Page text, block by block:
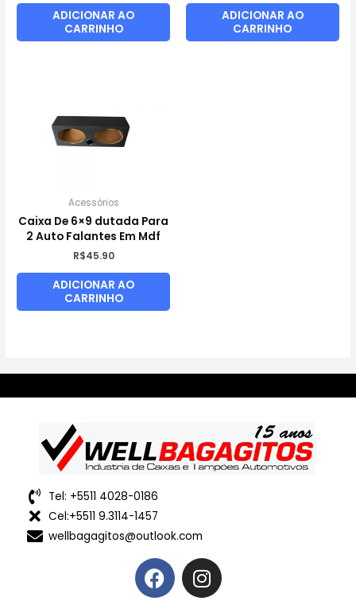
ADICIONAR AO
CARRINHO
ADICIONAR AO
CARRINHO
Acessórios
Caixa De 6×9 dutada Para
2 Auto Falantes Em Mdf
R$45.90
ADICIONAR AO
CARRINHO
Tel: +5511 4028-0186
Cel:+5511 9.3114-1457
wellbagagitos@outlook.com